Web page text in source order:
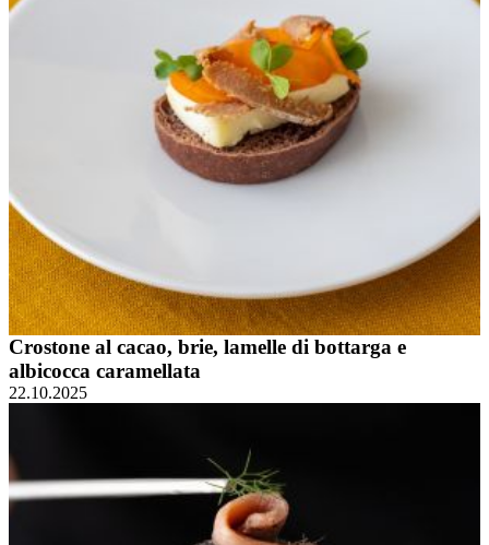
Crostone al cacao, brie, lamelle di bottarga e
albicocca caramellata
22.10.2025